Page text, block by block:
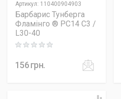
Артикул: 110400904903
Барбарис Тунберга
Фламінго ® PC14 C3 /
L30-40
Rating: 0 out of 5
156грн.